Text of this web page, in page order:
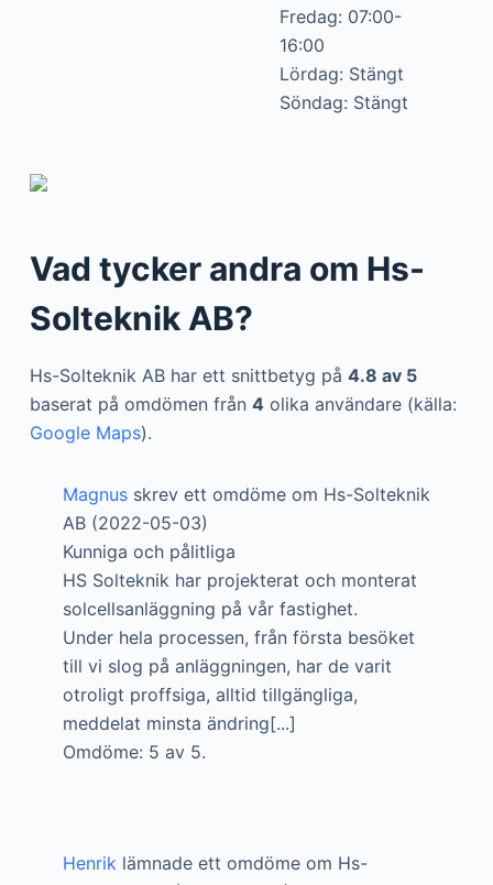
Fredag: 07:00-
16:00
Lördag: Stängt
Söndag: Stängt
Vad tycker andra om Hs-
Solteknik AB?
Hs-Solteknik AB har ett snittbetyg på 4.8 av 5
baserat på omdömen från 4olika användare (källa:
Google Maps).
Magnusskrev ett omdöme om Hs-Solteknik
AB (2022-05-03)
Kunniga och pålitliga
HS Solteknik har projekterat och monterat
solcellsanläggning på vår fastighet.
Under hela processen, från första besöket
till vi slog på anläggningen, har de varit
otroligt proffsiga, alltid tillgängliga,
meddelat minsta ändring[...]
Omdöme: 5 av 5.
Henriklämnade ett omdöme om Hs-